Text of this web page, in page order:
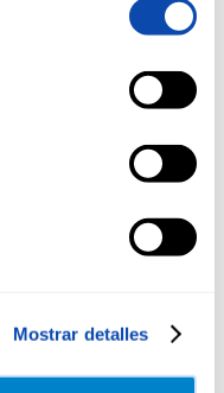
Mostrar detalles
CER/MIEL NESTLE P-2